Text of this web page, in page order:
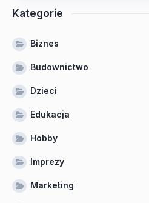
Kategorie
Biznes
Budownictwo
Dzieci
Edukacja
Hobby
Imprezy
Marketing